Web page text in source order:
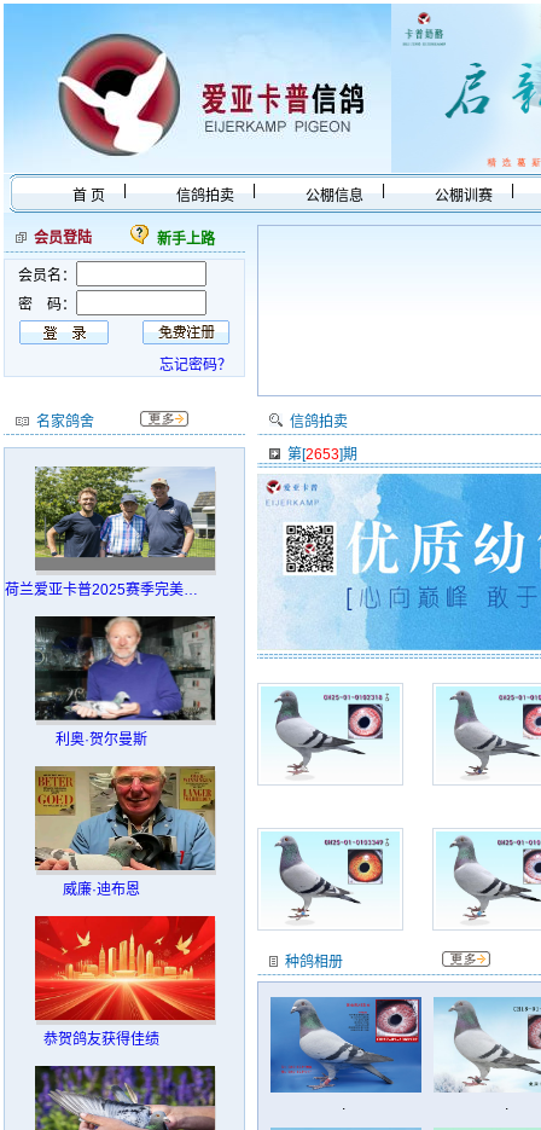
首 页 信鸽拍卖 公棚信息 公棚训赛
在线商城 在线视频 | 鸽友互动
会员登陆 新手上路
会员名：
密 码：
忘记密码？
名家鸽舍
荷兰爱亚卡普2025赛季完美收官
利奥·贺尔曼斯
威廉·迪布恩
恭贺鸽友获得佳绩
信鸽拍卖
第[2653]期
种鸽相册
. .